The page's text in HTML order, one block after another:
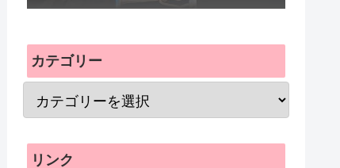
日向坂46 #hinatazaka46 #
カテゴリー
リンク